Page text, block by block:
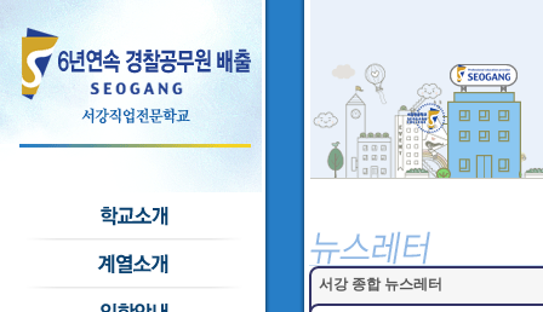
서강 종합 뉴스레터